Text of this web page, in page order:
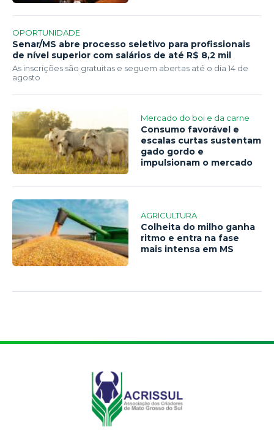
OPORTUNIDADE
Senar/MS abre processo seletivo para profissionais
de nível superior com salários de até R$ 8,2 mil
As inscrições são gratuitas e seguem abertas até o dia 14 de
agosto
Mercado do boi e da carne
Consumo favorável e
escalas curtas sustentam
gado gordo e
impulsionam o mercado
AGRICULTURA
Colheita do milho ganha
ritmo e entra na fase
mais intensa em MS